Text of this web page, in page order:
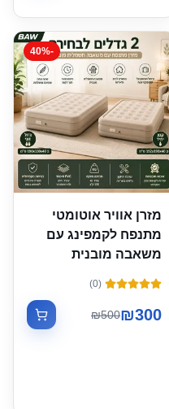
-
40%
מזרן אוויר אוטומטי
מתנפח לקמפינג עם
משאבה מובנית
(
0
)
₪300
₪500